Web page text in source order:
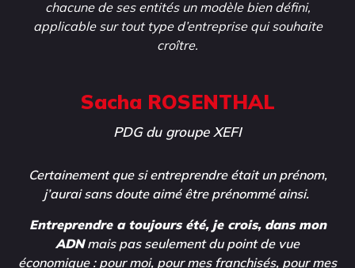
chacune de ses entités un modèle bien défini,
applicable sur tout type d’entreprise qui souhaite
croître.
Sacha ROSENTHAL
PDG du groupe XEFI
Certainement que si entreprendre était un prénom,
j’aurai sans doute aimé être prénommé ainsi.
Entreprendre a toujours été, je crois, dans mon
ADNmais pas seulement du point de vue
économique : pour moi, pour mes franchisés, pour mes